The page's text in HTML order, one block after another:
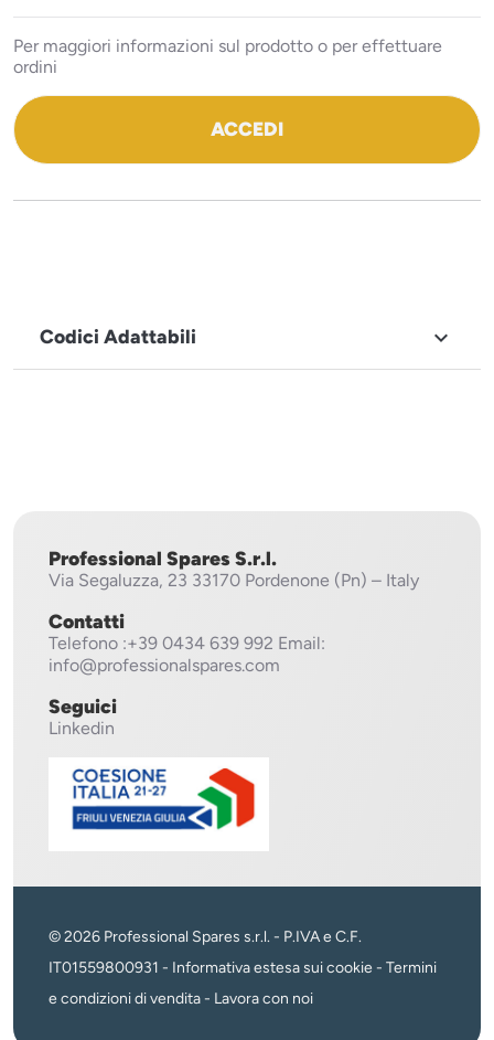
Per maggiori informazioni sul prodotto o per effettuare
ordini
ACCEDI
Codici Adattabili 
Professional Spares S.r.l.
Via Segaluzza, 23 33170 Pordenone (Pn) – Italy
Contatti
Telefono :+39 0434 639 992 Email:
info@professionalspares.com
Seguici
Linkedin
© 2026 Professional Spares s.r.l. - P.IVA e C.F.
IT01559800931 - Informativa estesa sui cookie - Termini
e condizioni di vendita- Lavora con noi